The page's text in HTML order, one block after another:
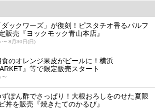
ックワーズ」が復刻！ピスタチオ香るパルフ
販売『ヨックモック青山本店』
〜 8月30日(日)
のオレンジ果皮がビールに！横浜
』等で限定販売スタート
〜
ぽん酢でさっぱり！大根おろしをのせた夏限
丼を販売『焼きたてのかるび』